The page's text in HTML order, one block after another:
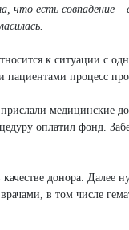
есть совпадение –
к ситуации с
процесс
медицинские
оплатил фонд.
донора. Далее
в том числе